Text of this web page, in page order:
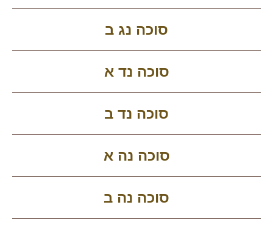
סוכה נג ב
סוכה נד א
סוכה נד ב
סוכה נה א
סוכה נה ב